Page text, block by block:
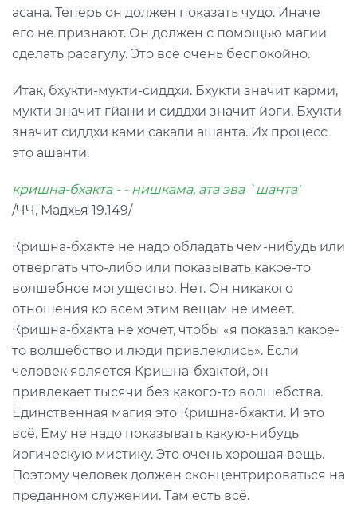
асана. Теперь он должен показать чудо. Иначе
его не признают. Он должен с помощью магии
сделать расагулу. Это всё очень беспокойно.
Итак, бхукти-мукти-сиддхи. Бхукти значит карми,
мукти значит гйани и сиддхи значит йоги. Бхукти
значит сиддхи ками сакали ашанта. Их процесс
это ашанти.
кришна-бхакта - - нишкама, ата эва `шанта'
/ЧЧ, Мадхья 19.149/
Кришна-бхакте не надо обладать чем-нибудь или
отвергать что-либо или показывать какое-то
волшебное могущество. Нет. Он никакого
отношения ко всем этим вещам не имеет.
Кришна-бхакта не хочет, чтобы «я показал какое-
то волшебство и люди привлеклись». Если
человек является Кришна-бхактой, он
привлекает тысячи без какого-то волшебства.
Единственная магия это Кришна-бхакти. И это
всё. Ему не надо показывать какую-нибудь
йогическую мистику. Это очень хорошая вещь.
Поэтому человек должен сконцентрироваться на
преданном служении. Там есть всё.